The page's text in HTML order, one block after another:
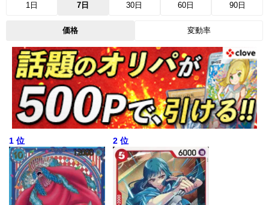
1日 7日 30日 60日 90日
価格 変動率
1 位 2 位